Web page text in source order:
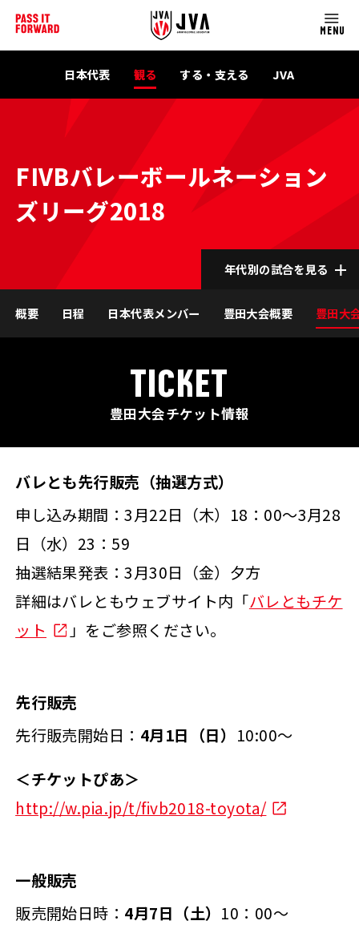
MENU
日本代表 観る する・支える JVA
FIVBバレーボールネーション
ズリーグ2018
年代別の試合を見る
概要 日程 日本代表メンバー 豊田大会概要 豊田大
TICKET
豊田大会チケット情報
バレとも先行販売（抽選方式）
申し込み期間：3月22日（木）18：00～3月28
日（水）23：59
抽選結果発表：3月30日（金）夕方
詳細はバレともウェブサイト内「バレともチケ
ット
」をご参照ください。
先行販売
先行販売開始日： 4月1日（日） 10:00～
＜チケットぴあ＞
http://w.pia.jp/t/fivb2018-toyota/
一般販売
販売開始日時： 4月7日（土） 10：00～